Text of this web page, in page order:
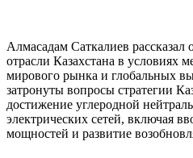
Алмасадам Саткалиев рассказал
отрасли Казахстана в условиях
мирового рынка и глобальных
затронуты вопросы стратегии
достижение углеродной
электрических сетей, включая
мощностей и развитие